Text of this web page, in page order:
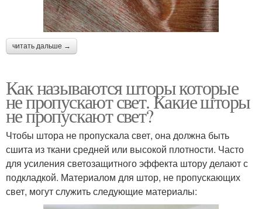
читать дальше →
Как называются шторы которые
не пропускают свет. Какие шторы
не пропускают свет?
Чтобы штора не пропускала свет, она должна быть
сшита из ткани средней или высокой плотности. Часто
для усиления светозащитного эффекта штору делают с
подкладкой. Материалом для штор, не пропускающих
свет, могут служить следующие материалы: